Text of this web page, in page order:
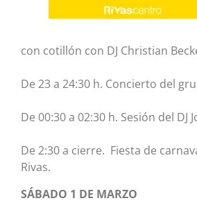
con cotillón con DJ Christian
De 23 a 24:30 h. Concierto del
De 00:30 a 02:30 h. Sesión del DJ
De 2:30 a cierre. Fiesta de
Rivas.
SÁBADO 1 DE MARZO